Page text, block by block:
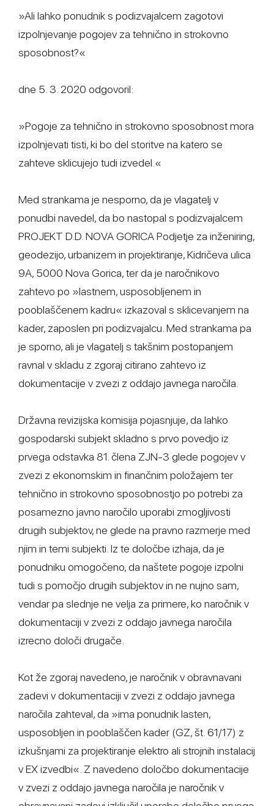
»Ali lahko ponudnik s podizvajalcem zagotovi
izpolnjevanje pogojev za tehnično in strokovno
sposobnost?«
dne 5. 3. 2020 odgovoril:
»Pogoje za tehnično in strokovno sposobnost mora
izpolnjevati tisti, ki bo del storitve na katero se
zahteve sklicujejo tudi izvedel.«
Med strankama je nesporno, da je vlagatelj v
ponudbi navedel, da bo nastopal s podizvajalcem
PROJEKT D.D. NOVA GORICA Podjetje za inženiring,
geodezijo, urbanizem in projektiranje, Kidričeva ulica
9A, 5000 Nova Gorica, ter da je naročnikovo
zahtevo po »lastnem, usposobljenem in
pooblaščenem kadru« izkazoval s sklicevanjem na
kader, zaposlen pri podizvajalcu. Med strankama pa
je sporno, ali je vlagatelj s takšnim postopanjem
ravnal v skladu z zgoraj citirano zahtevo iz
dokumentacije v zvezi z oddajo javnega naročila.
Državna revizijska komisija pojasnjuje, da lahko
gospodarski subjekt skladno s prvo povedjo iz
prvega odstavka 81. člena ZJN-3 glede pogojev v
zvezi z ekonomskim in finančnim položajem ter
tehnično in strokovno sposobnostjo po potrebi za
posamezno javno naročilo uporabi zmogljivosti
drugih subjektov, ne glede na pravno razmerje med
njim in temi subjekti. Iz te določbe izhaja, da je
ponudniku omogočeno, da naštete pogoje izpolni
tudi s pomočjo drugih subjektov in ne nujno sam,
vendar pa slednje ne velja za primere, ko naročnik v
dokumentaciji v zvezi z oddajo javnega naročila
izrecno določi drugače.
Kot že zgoraj navedeno, je naročnik v obravnavani
zadevi v dokumentaciji v zvezi z oddajo javnega
naročila zahteval, da »ima ponudnik lasten,
usposobljen in pooblaščen kader (GZ, št. 61/17) z
izkušnjami za projektiranje elektro ali strojnih instalacij
v EX izvedbi«. Z navedeno določbo dokumentacije
v zvezi z oddajo javnega naročila je naročnik v